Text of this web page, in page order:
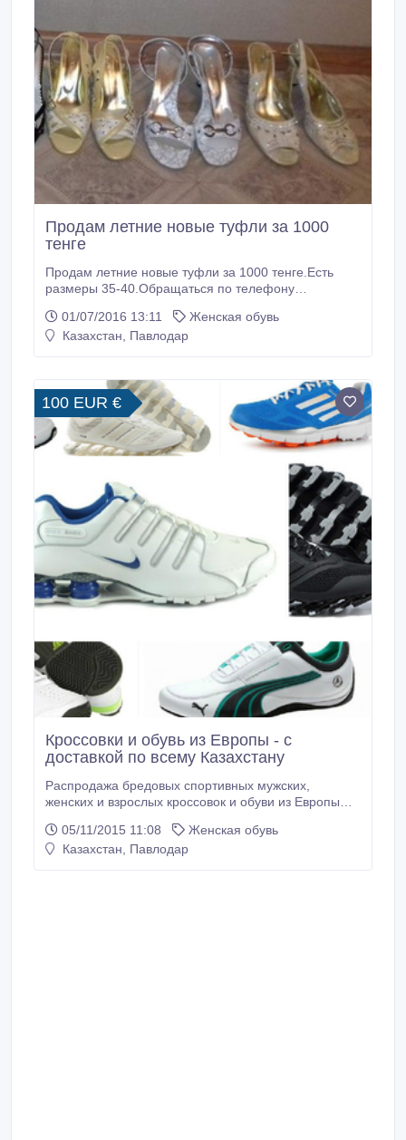
Продам летние новые туфли за 1000
тенге
Продам летние новые туфли за 1000 тенге.Есть
размеры 35-40.Обращаться по телефону
01/07/2016 13:11
Женская обувь
Казахстан, Павлодар
100 EUR €
Кроссовки и обувь из Европы - с
доставкой по всему Казахстану
Распродажа бредовых спортивных мужских,
женских и взрослых кроссовок и обуви из Европы
Огромный выбор ! Все размеры ! Вкустные цены !
Быстрая доставка ! Нам ежедневно доставляют
05/11/2015 11:08
Женская обувь
Казахстан, Павлодар